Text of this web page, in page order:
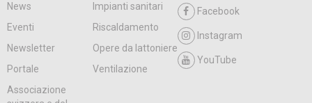
News
Impianti sanitari
Eventi
Riscaldamento
Newsletter
Opere da lattoniere
Portale
Ventilazione
Facebook
Instagram
YouTube
Associazione